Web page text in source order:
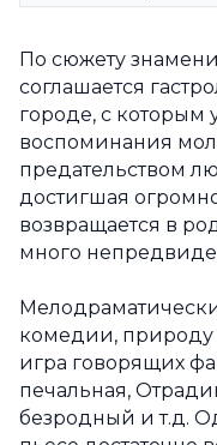
По сюжету
соглашается
городе, с которым
воспоминания
предательством
достигшая
возвращается в
много
комедии, природу
игра говорящих
печальная,
безродный и т.д.